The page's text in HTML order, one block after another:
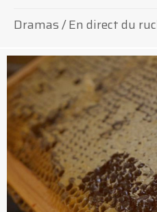
Dramas/En direct du